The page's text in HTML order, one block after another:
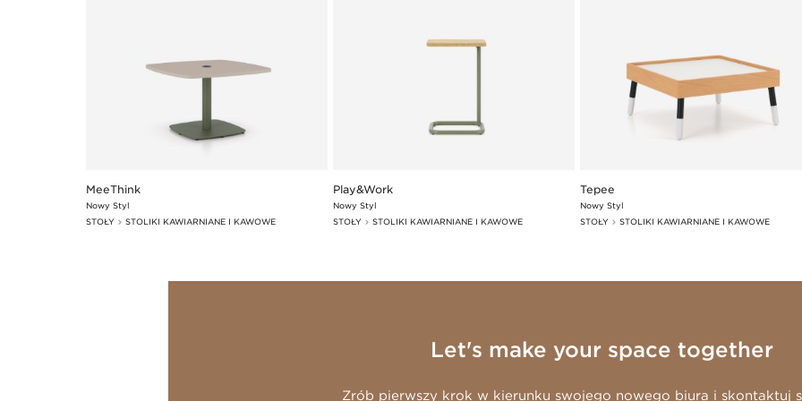
MeeThink
Nowy Styl
STOŁY
STOLIKI KAWIARNIANE I KAWOWE
Play&Work
Nowy Styl
STOŁY
STOLIKI KAWIARNIANE I KAWOWE
Tepee
Nowy Styl
STOŁY
STOLIKI KAWIARNIANE I KAWOWE
Let's make your space together
Zrób pierwszy krok w kierunku swojego nowego biura i skontaktuj